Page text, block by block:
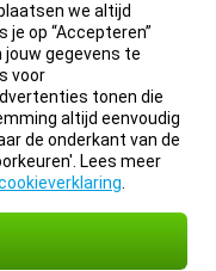
we altijd
op “Accepteren”
gegevens te
voor
tonen die
altijd eenvoudig
de onderkant van de
Lees meer